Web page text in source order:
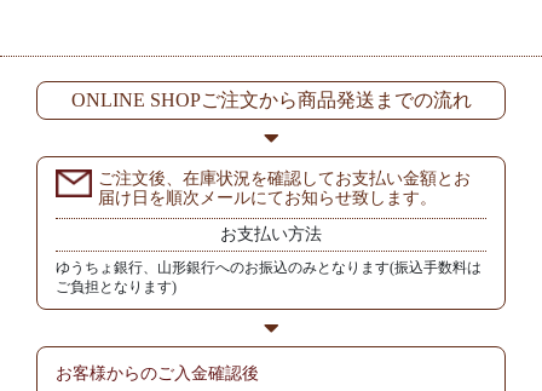
ONLINE SHOPご注文から商品発送までの流れ
ご注文後、在庫状況を確認してお支払い金額とお
届け日を順次メールにてお知らせ致します。
お支払い方法
ゆうちょ銀行、山形銀行へのお振込のみとなります(振込手数料は
ご負担となります)
お客様からのご入金確認後